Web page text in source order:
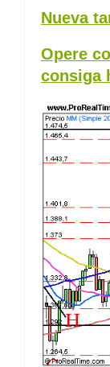
Nueva
Opere
consiga